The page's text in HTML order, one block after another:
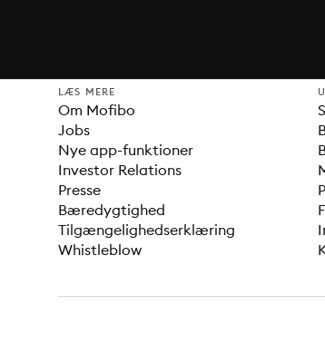
LÆS MERE
Om Mofibo
Jobs
Nye app-funktioner
Investor Relations
Presse
Bæredygtighed
Tilgængelighedserklæring
Whistleblow